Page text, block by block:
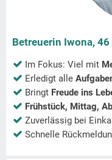
Betreuerin Iwona,
Im Fokus: Viel mit
Erledigt alle
Bringt Freude ins
Frühstück, Mittag,
Zuverlässig bei
Schnelle